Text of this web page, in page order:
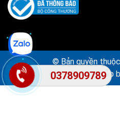
© Bản quyền
Cung cấp
0378909789